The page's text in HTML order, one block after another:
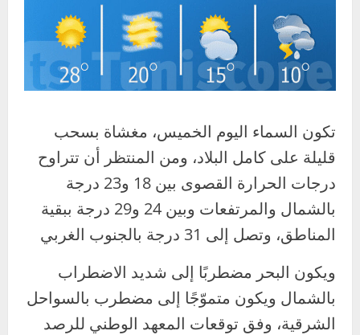
تكون السماء اليوم الخميس، مغشاة بسحب
قليلة على كامل البلاد، ومن المنتظر أن تتراوح
درجات الحرارة القصوى بين 18 و23 درجة
بالشمال والمرتفعات وبين 24 و29 درجة ببقية
المناطق، وتصل إلى 31 درجة بالجنوب الغربي
ويكون البحر مضطربًا إلى شديد الاضطراب
بالشمال ويكون متموّجًا إلى مضطرب بالسواحل
الشرقية، وفق توقعات المعهد الوطني للرصد